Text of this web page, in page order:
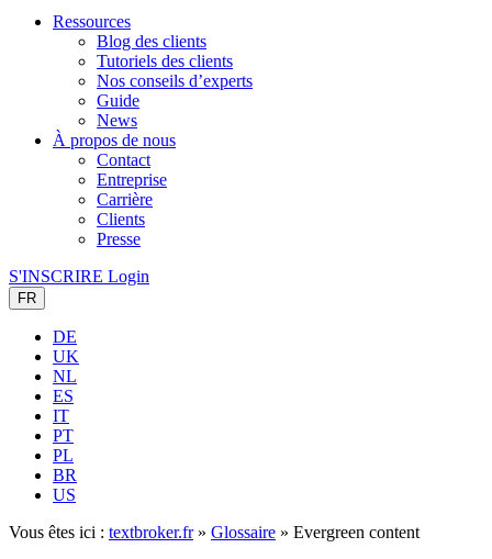
Ressources
Blog des clients
Tutoriels des clients
Nos conseils d’experts
Guide
News
À propos de nous
Contact
Entreprise
Carrière
Clients
Presse
S'INSCRIRE Login
FR
DE
UK
NL
ES
IT
PT
PL
BR
US
Vous êtes ici : textbroker.fr» Glossaire » Evergreen content